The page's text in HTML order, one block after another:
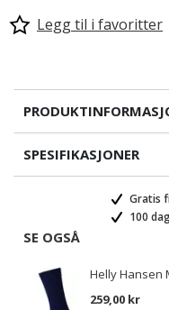
Legg til i favoritter
SPESIFIKASJONER
Gratis
100
SE OGSÅ
Helly Hansen
259,00 kr